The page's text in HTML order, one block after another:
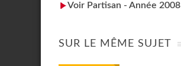
Voir Partisan - Année 2008
SUR LE MÊME SUJET